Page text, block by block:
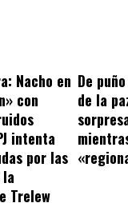
Nacho en
con
intenta
por las
Trelew
De
de la